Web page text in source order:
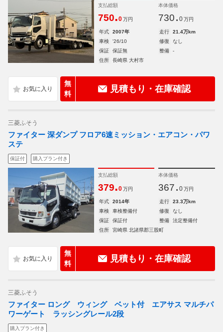
支払総額
750.0 万円
本体価格
730. 0 万円
年式 2007年 走行
21.4万km
車検
'26/10 修復
なし
保証
保証無 整備
-
住所
長崎県 大村市
無
料
見積もり・在庫確認
三菱ふそう
ファイター 深ダンプ フロア6速ミッション・エアコン・パワ
ステ
保証付 購入プラン付き
支払総額
379.0 万円
本体価格
367. 0 万円
年式 2014年 走行
23.3万km
車検
車検整備付 修復
なし
保証
保証付 整備
法定整備付
住所
宮崎県 北諸県郡三股町
無
料
見積もり・在庫確認
三菱ふそう
ファイター ロング ウィング ベット付 エアサス マルチパ
ワーゲート ラッシングレール2段
購入プラン付き